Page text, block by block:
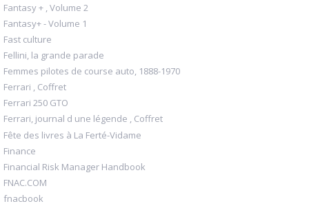
Fantasy + , Volume 2
Fantasy+ - Volume 1
Fast culture
Fellini, la grande parade
Femmes pilotes de course auto, 1888-1970
Ferrari , Coffret
Ferrari 250 GTO
Ferrari, journal d une légende , Coffret
Fête des livres à La Ferté-Vidame
Finance
Financial Risk Manager Handbook
FNAC.COM
fnacbook